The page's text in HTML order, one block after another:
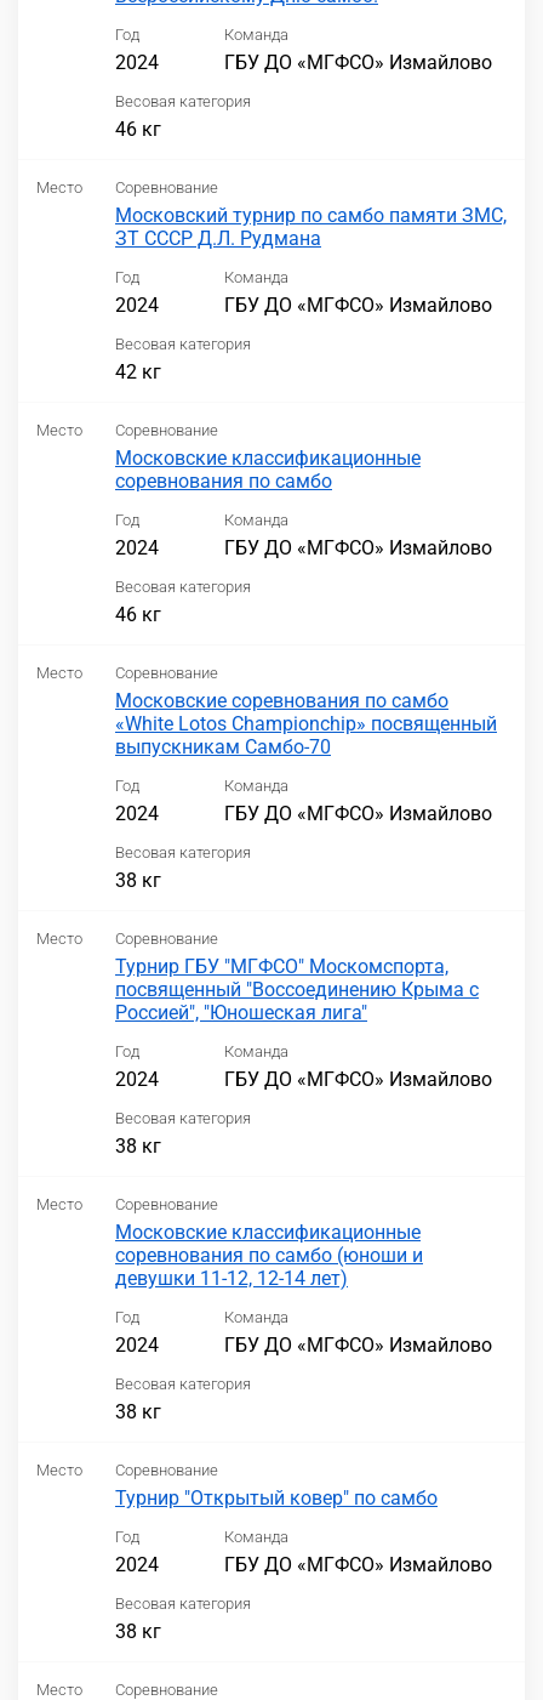
Год
2024
Команда
ГБУ ДО «МГФСО» Измайлово
Весовая категория
46 кг
Место Соревнование
Московский турнир по самбо памяти ЗМС,
ЗТ СССР Д.Л. Рудмана
Год
2024
Команда
ГБУ ДО «МГФСО» Измайлово
Весовая категория
42 кг
Место Соревнование
Московские классификационные
соревнования по самбо
Год
2024
Команда
ГБУ ДО «МГФСО» Измайлово
Весовая категория
46 кг
Место Соревнование
Московские соревнования по самбо
«White Lotos Championchip» посвященный
выпускникам Самбо-70
Год
2024
Команда
ГБУ ДО «МГФСО» Измайлово
Весовая категория
38 кг
Место Соревнование
Турнир ГБУ "МГФСО" Москомспорта,
посвященный "Воссоединению Крыма с
Россией", "Юношеская лига"
Год
2024
Команда
ГБУ ДО «МГФСО» Измайлово
Весовая категория
38 кг
Место Соревнование
Московские классификационные
соревнования по самбо (юноши и
девушки 11-12, 12-14 лет)
Год
2024
Команда
ГБУ ДО «МГФСО» Измайлово
Весовая категория
38 кг
Место Соревнование
Турнир "Открытый ковер" по самбо
Год
2024
Команда
ГБУ ДО «МГФСО» Измайлово
Весовая категория
38 кг
Место Соревнование